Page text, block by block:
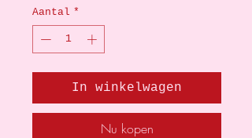
Aantal *
In winkelwagen
Nu kopen